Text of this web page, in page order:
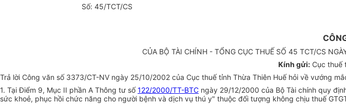
Số: 45/TCT/CS
CỦA BỘ TÀI CHÍNH - TỔNG CỤC THUẾ SỐ 45 TCT/CS
Kính gửi:Cục thuế
Trả lời Công văn số 3373/CT-NV ngày 25/10/2002 của Cục thuế tỉnh Thừa Thiên Huế hỏi về vướng
1. Tại Điểm 9, Mục II phần A Thông tư số122/2000/TT-BTC ngày 29/12/2000 của Bộ Tài chính quy
sức khoẻ, phục hồi chức năng cho người bệnh và dịch vụ thú y" thuộc đối tượng không chịu thuế